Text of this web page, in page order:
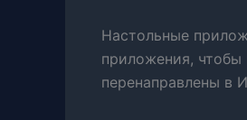
Настольные
приложения, чтобы
перенаправлены в